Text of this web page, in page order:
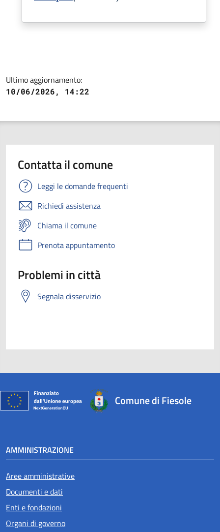
Ultimo aggiornamento:
10/06/2026, 14:22
Contatta il comune
Leggi le domande frequenti
Richiedi assistenza
Chiama il comune
Prenota appuntamento
Problemi in città
Segnala disservizio
Comune di Fiesole
AMMINISTRAZIONE
Aree amministrative
Documenti e dati
Enti e fondazioni
Organi di governo